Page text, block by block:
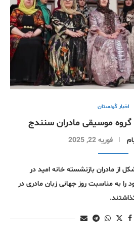
اخبار کُردستان
گروە موسیقی مادران سنندج
فوریه 22, 2025
از مادران بازنشسته خانه امید در
را به مناسبت روز جهانی زبان مادری در